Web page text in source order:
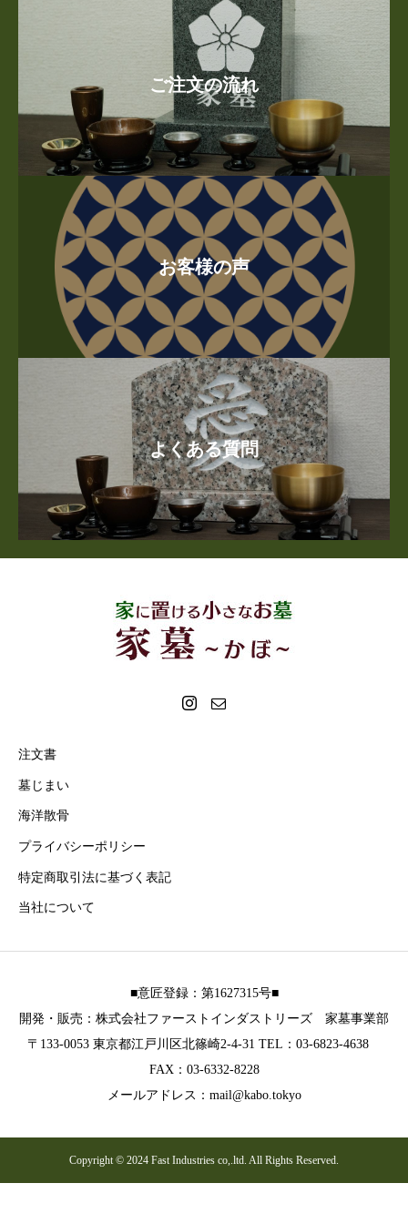
ご注文の流れ
お客様の声
よくある質問
注文書
墓じまい
海洋散骨
プライバシーポリシー
特定商取引法に基づく表記
当社について
■意匠登録：第1627315号■
開発・販売：株式会社ファーストインダストリーズ 家墓事業部
〒133-0053 東京都江戸川区北篠崎2-4-31 TEL：03-6823-4638
FAX：03-6332-8228
メールアドレス：mail@kabo.tokyo
Copyright © 2024 Fast Industries co,.ltd. All Rights Reserved.